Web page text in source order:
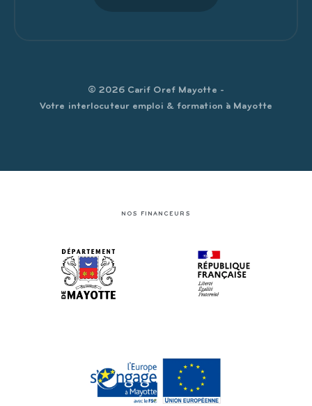
© 2026 Carif Oref Mayotte -
Votre interlocuteur emploi & formation à Mayotte
NOS FINANCEURS